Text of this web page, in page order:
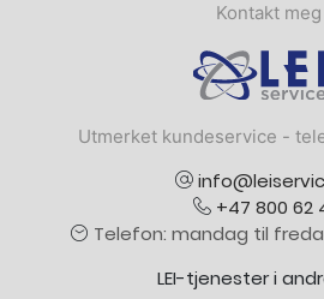
Kontakt meg
Utmerket kundeservice -
+47 800 62
Telefon: mandag til
LEI-tjenester i